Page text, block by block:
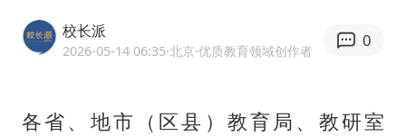
白海豚将正面袭击贯穿浙江
郑丽文：台湾从来没有“独立”过
校长派
2026-05-14 06:35·北京·优质教育领域创作者
0
各省、地市（区县）教育局、教研室